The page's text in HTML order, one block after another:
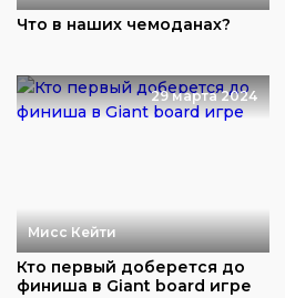
Что в наших чемоданах?
29 марта 2024
Мисс Кейти
Кто первый доберется до
финиша в Giant board игре